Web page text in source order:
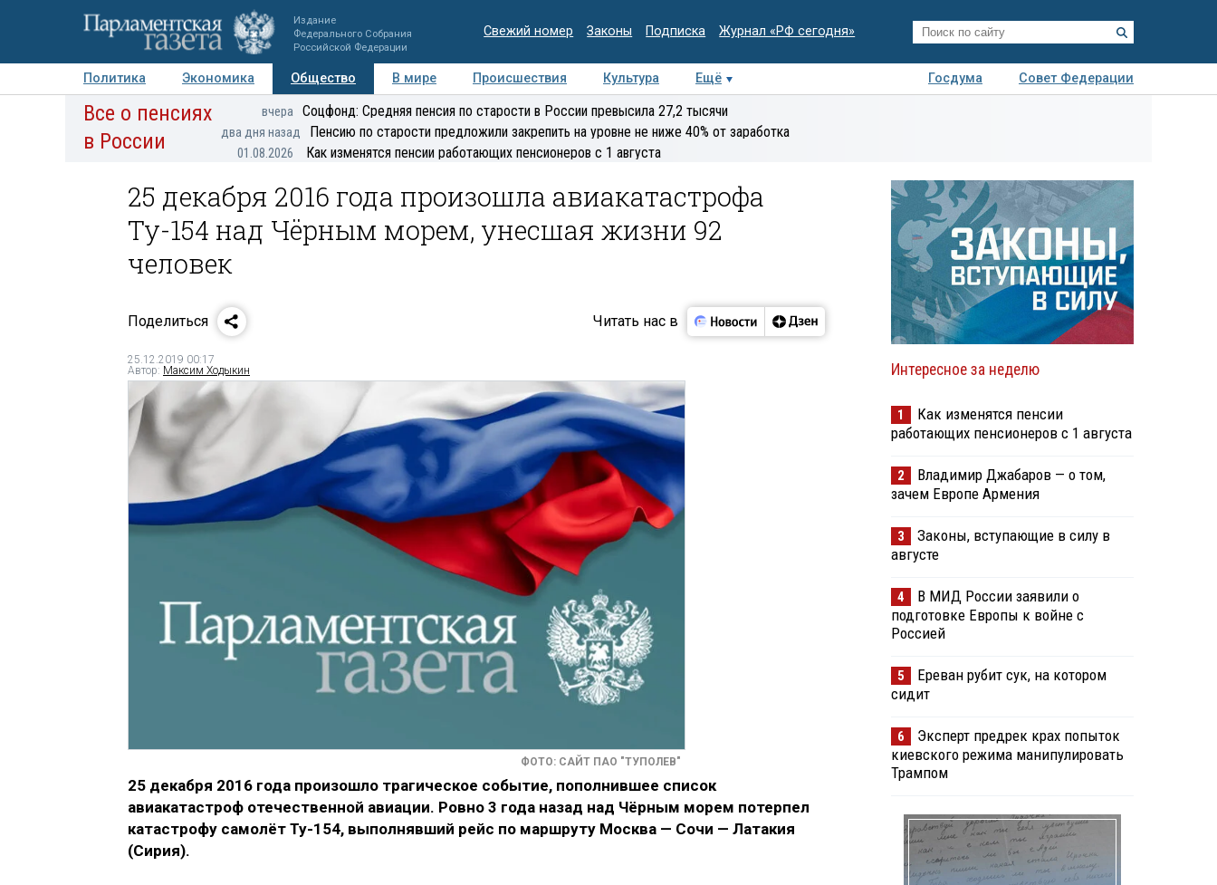
Издание
Федерального Собрания
Российской Федерации
Свежий номер Законы Подписка Журнал «РФ сегодня»
Политика Экономика Общество В мире Происшествия Культура Ещё Госдума
Совет Федерации
Авторы Персоны Мнения Регионы Медиацентр Интервью Колумнисты
экспертиза
Все о пенсиях
в России
вчера Соцфонд: Средняя пенсия по старости в России превысила 27,2 тысячи
два дня назад Пенсию по старости предложили закрепить на уровне не ниже 40% от заработка
01.08.2026 Как изменятся пенсии работающих пенсионеров с 1 августа
25 декабря 2016 года произошла авиакатастрофа
Ту-154 над Чёрным морем, унесшая жизни 92
человек
Поделиться Читать нас в
25.12.2019 00:17
Автор: Максим Ходыкин
ФОТО: САЙТ ПАО "ТУПОЛЕВ"
25 декабря 2016 года произошло трагическое событие, пополнившее список
авиакатастроф отечественной авиации. Ровно 3 года назад над Чёрным морем потерпел
катастрофу самолёт Ту-154, выполнявший рейс по маршруту Москва — Сочи — Латакия
(Сирия).
Интересное за неделю
1
Как изменятся пенсии
работающих пенсионеров с 1 августа
2
Владимир Джабаров — о том,
зачем Европе Армения
3
Законы, вступающие в силу в
августе
4
В МИД России заявили о
подготовке Европы к войне с
Россией
5
Ереван рубит сук, на котором
сидит
6
Эксперт предрек крах попыток
киевского режима манипулировать
Трампом